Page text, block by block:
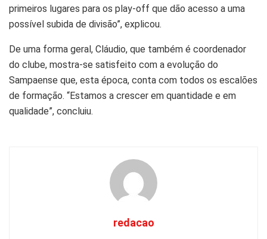
primeiros lugares para os play-off que dão acesso a uma
possível subida de divisão”, explicou.
De uma forma geral, Cláudio, que também é coordenador
do clube, mostra-se satisfeito com a evolução do
Sampaense que, esta época, conta com todos os escalões
de formação. “Estamos a crescer em quantidade e em
qualidade”, concluiu.
redacao